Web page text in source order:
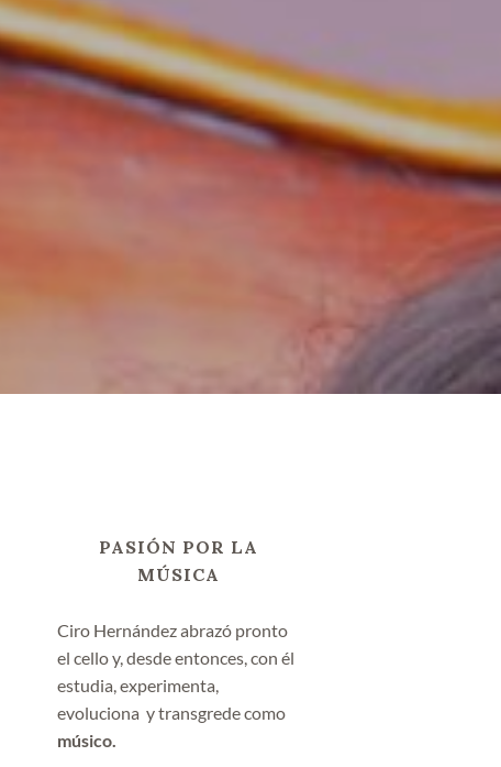
PASIÓN POR LA
MÚSICA
Ciro Hernández abrazó pronto
el cello y, desde entonces, con él
estudia, experimenta,
evoluciona y transgrede como
músico.